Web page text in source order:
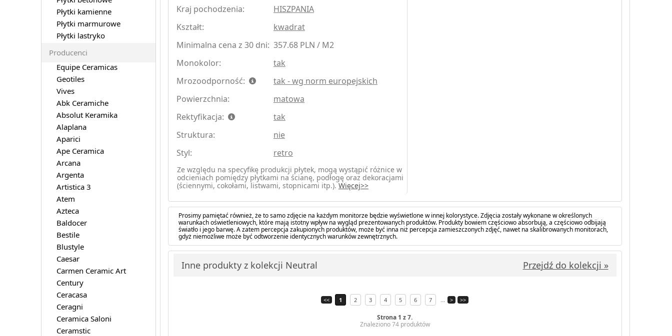
Kraj pochodzenia:
HISZPANIA
Kształt:
kwadrat
Minimalna cena z 30 dni: 357.68 PLN / M2
Monokolor:
tak
Mrozoodporność:
tak - wg norm europejskich
Powierzchnia:
matowa
Rektyfikacja:
tak
Struktura:
nie
Styl:
retro
Ze względu na specyfikę produkcji płytek, mogą wystąpić różnice w
odcieniach pomiędzy płytkami na ścianę, podłogę oraz dekoracjami
(ściennymi, cokołami, listwami, stopnicami itp.). Więcej>>
Prosimy pamiętać również, że to samo zdjęcie na każdym monitorze będzie wyświetlone w innej kolorystyce. Zdjęcia zostały wykonane w określonych
warunkach oświetleniowych, które mają istotny wpływ na wygląd prezentowanych produktów. Produkty bowiem częściowo absorbują, a częściowo odbijają
światło i jego barwę. A zatem percepcja zakupionych produktów, może być inna niż percepcja zamieszczonych zdjęć, nawet na skalibrowanych monitorach,
gdyż niemożliwe może być odtworzenie identycznych warunków zewnętrznych.
Inne produkty z kolekcji Neutral Przejdź do kolekcji »
<< 1 2 3 4 5 6 7 ... > >>
Strona 1 z 7.
Znaleziono 74 produktów
Płytki kamienne
Płytki marmurowe
Płytki lastryko
Producenci
Equipe Ceramicas
Geotiles
Vives
Abk Ceramiche
Absolut Keramika
Alaplana
Aparici
Ape Ceramica
Arcana
Argenta
Artistica 3
Atem
Azteca
Baldocer
Bestile
Blustyle
Caesar
Carmen Ceramic Art
Century
Ceracasa
Ceragni
Ceramica Saloni
Ceramstic